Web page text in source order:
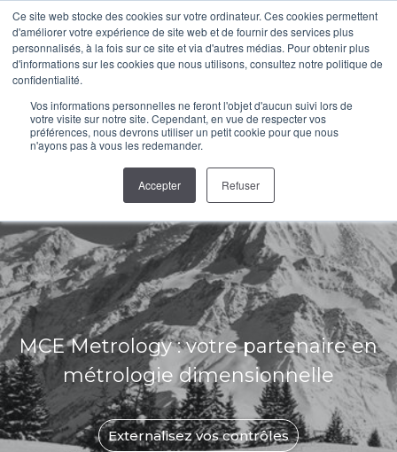
Ce site web stocke des cookies sur votre ordinateur. Ces cookies permettent
d'améliorer votre expérience de site web et de fournir des services plus
personnalisés, à la fois sur ce site et via d'autres médias. Pour obtenir plus
d'informations sur les cookies que nous utilisons, consultez notre politique de
confidentialité.
Vos informations personnelles ne feront l'objet d'aucun suivi lors de
votre visite sur notre site. Cependant, en vue de respecter vos
préférences, nous devrons utiliser un petit cookie pour que nous
n'ayons pas à vous les redemander.
Accepter Refuser
LinkedIn
page
in
new
YouTube
page
in
new
MCE Metrology : votre partenaire en
métrologie dimensionnelle
Externalisez vos contrôles